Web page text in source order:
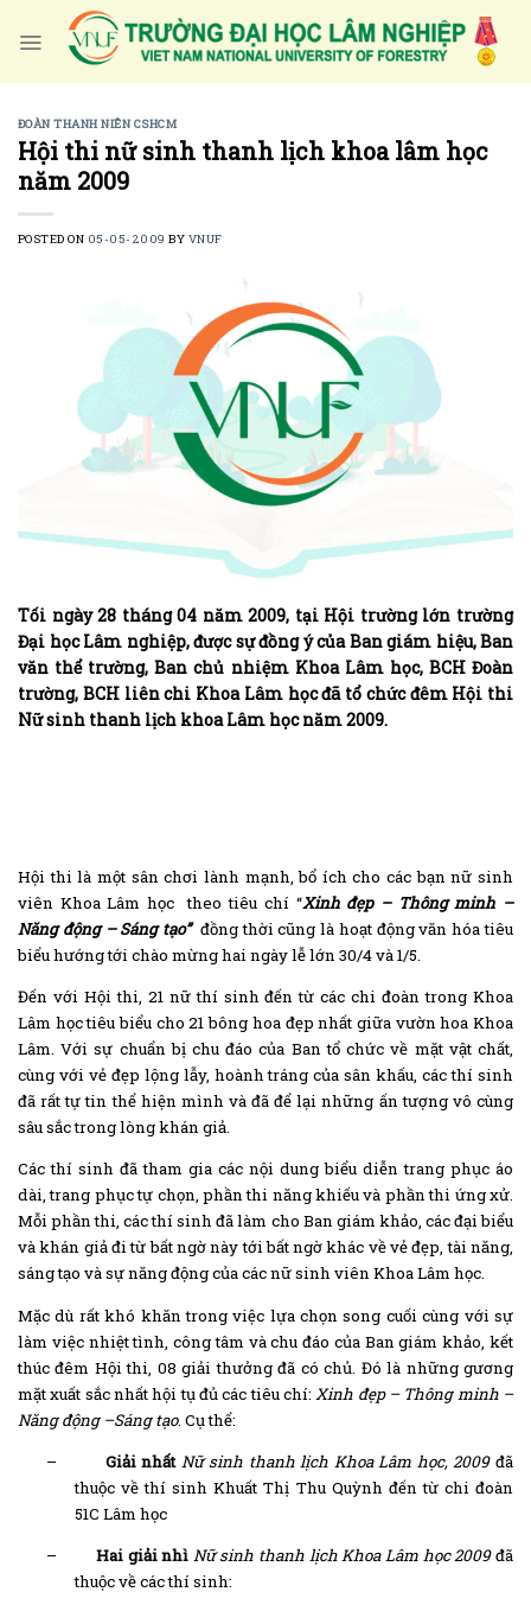
ĐOÀN THANH NIÊN CSHCM
Hội thi nữ sinh thanh lịch khoa lâm học
năm 2009
POSTED ON 05-05-2009 BY VNUF
Tối ngày 28 tháng 04 năm 2009, tại Hội trường lớn trường
Đại học Lâm nghiệp, được sự đồng ý của Ban giám hiệu, Ban
văn thể trường, Ban chủ nhiệm Khoa Lâm học, BCH Đoàn
trường, BCH liên chi Khoa Lâm học đã tổ chức đêm Hội thi
Nữ sinh thanh lịch khoa Lâm học năm 2009.
Hội thi là một sân chơi lành mạnh, bổ ích cho các bạn nữ sinh
viên Khoa Lâm học
theo tiêu chí “Xinh đẹp – Thông minh –
Năng động – Sáng tạo” đồng thời cũng là hoạt động văn hóa tiêu
biểu hướng tới chào mừng hai ngày lễ lớn 30/4 và 1/5.
Đến với Hội thi, 21 nữ thí sinh đến từ các chi đoàn trong Khoa
Lâm học tiêu biểu cho 21 bông hoa đẹp nhất giữa vườn hoa Khoa
Lâm. Với sự chuẩn bị chu đáo của Ban tổ chức về mặt vật chất,
cùng với vẻ đẹp lộng lẫy, hoành tráng của sân khấu, các thí sinh
đã rất tự tin thể hiện mình và đã để lại những ấn tượng vô cùng
sâu sắc trong lòng khán giả.
Các thí sinh đã tham gia các nội dung biểu diễn trang phục áo
dài, trang phục tự chọn, phần thi năng khiếu và phần thi ứng xử.
Mỗi phần thi, các thí sinh đã làm cho Ban giám khảo, các đại biểu
và khán giả đi từ bất ngờ này tới bất ngờ khác về vẻ đẹp, tài năng,
sáng tạo và sự năng động của các nữ sinh viên Khoa Lâm học.
Mặc dù rất khó khăn trong việc lựa chọn song cuối cùng với sự
làm việc nhiệt tình, công tâm và chu đáo của Ban giám khảo, kết
thúc đêm Hội thi, 08 giải thưởng đã có chủ. Đó là những gương
mặt xuất sắc nhất hội tụ đủ các tiêu chí: Xinh đẹp – Thông minh –
Năng động –Sáng tạo. Cụ thể:
–
Giải nhất Nữ sinh thanh lịch Khoa Lâm học, 2009đã
thuộc về thí sinh Khuất Thị Thu Quỳnh đến từ chi đoàn
51C Lâm học
–
Hai giải nhì Nữ sinh thanh lịch Khoa Lâm học 2009đã
thuộc về các thí sinh: